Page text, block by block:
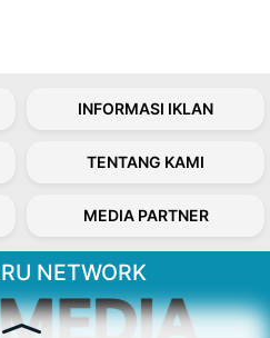
INFORMASI IKLAN
TENTANG KAMI
MEDIA PARTNER
NETWORK